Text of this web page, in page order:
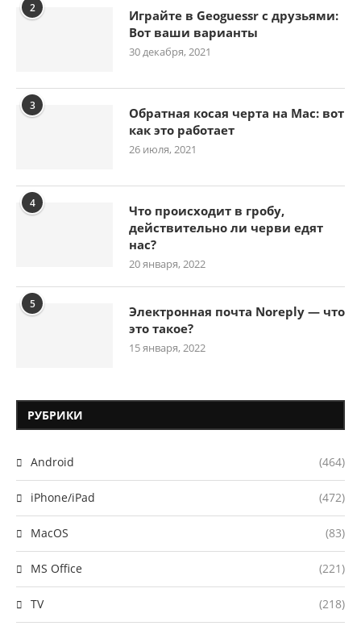
2
Играйте в Geoguessr с друзьями:
Вот ваши варианты
30 декабря, 2021
3
Обратная косая черта на Mac: вот
как это работает
26 июля, 2021
4
Что происходит в гробу,
действительно ли черви едят
нас?
20 января, 2022
5
Электронная почта Noreply — что
это такое?
15 января, 2022
РУБРИКИ
Android (464)
iPhone/iPad (472)
MacOS (83)
MS Office (221)
TV (218)